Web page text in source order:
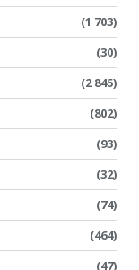
(1 703)
(30)
(2 845)
(802)
(93)
(32)
(74)
(464)
(47)